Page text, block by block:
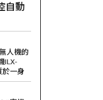
自動
人機的
ILX-
於一身